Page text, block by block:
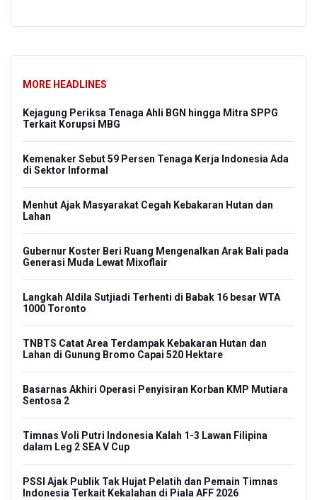
MORE HEADLINES
Kejagung Periksa Tenaga Ahli BGN hingga Mitra SPPG
Terkait Korupsi MBG
Kemenaker Sebut 59 Persen Tenaga Kerja Indonesia Ada
di Sektor Informal
Menhut Ajak Masyarakat Cegah Kebakaran Hutan dan
Lahan
Gubernur Koster Beri Ruang Mengenalkan Arak Bali pada
Generasi Muda Lewat Mixoflair
Langkah Aldila Sutjiadi Terhenti di Babak 16 besar WTA
1000 Toronto
TNBTS Catat Area Terdampak Kebakaran Hutan dan
Lahan di Gunung Bromo Capai 520 Hektare
Basarnas Akhiri Operasi Penyisiran Korban KMP Mutiara
Sentosa 2
Timnas Voli Putri Indonesia Kalah 1-3 Lawan Filipina
dalam Leg 2 SEA V Cup
PSSI Ajak Publik Tak Hujat Pelatih dan Pemain Timnas
Indonesia Terkait Kekalahan di Piala AFF 2026